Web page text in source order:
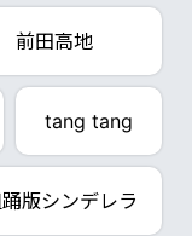
前田高地
tang tang
版シンデレラ